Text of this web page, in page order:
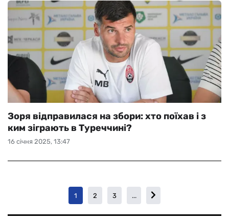
16 січня 2025, 13:47
Зоря відправилася на збори: хто поїхав і з
ким зіграють в Туреччині?
1 2 3 ...